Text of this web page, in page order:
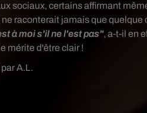
A.L.
sociaux, certains affirmant
raconterait jamais que quelque
à moi s'il ne l'est pas", a-t-il en
mérite d'être clair !